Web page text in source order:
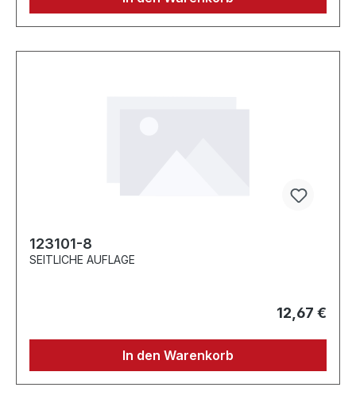
123101-8
SEITLICHE AUFLAGE
12,67 €
In den Warenkorb